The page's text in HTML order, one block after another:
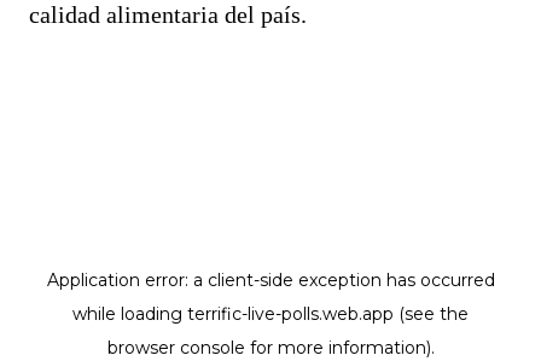
calidad alimentaria del país.